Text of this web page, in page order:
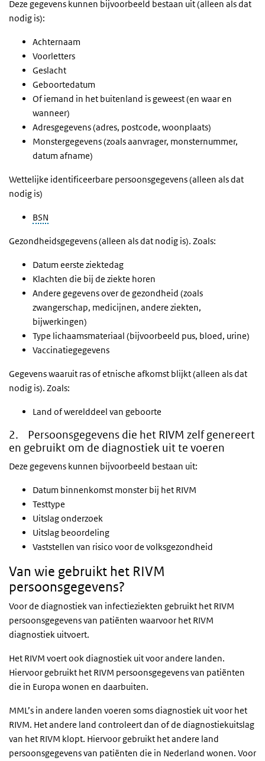
Deze gegevens kunnen bijvoorbeeld bestaan uit (alleen als dat
nodig is):
Achternaam
Voorletters
Geslacht
Geboortedatum
Of iemand in het buitenland is geweest (en waar en
wanneer)
Adresgegevens (adres, postcode, woonplaats)
Monstergegevens (zoals aanvrager, monsternummer,
datum afname)
Wettelijke identificeerbare persoonsgegevens (alleen als dat
nodig is)
BSN
Gezondheidsgegevens (alleen als dat nodig is). Zoals:
Datum eerste ziektedag
Klachten die bij de ziekte horen
Andere gegevens over de gezondheid (zoals
zwangerschap, medicijnen, andere ziekten,
bijwerkingen)
Type lichaamsmateriaal (bijvoorbeeld pus, bloed, urine)
Vaccinatiegegevens
Gegevens waaruit ras of etnische afkomst blijkt (alleen als dat
nodig is). Zoals:
Land of werelddeel van geboorte
2. Persoonsgegevens die het RIVM zelf genereert
en gebruikt om de diagnostiek uit te voeren
Deze gegevens kunnen bijvoorbeeld bestaan uit:
Datum binnenkomst monster bij het RIVM
Testtype
Uitslag onderzoek
Uitslag beoordeling
Vaststellen van risico voor de volksgezondheid
Van wie gebruikt het RIVM
persoonsgegevens?
Voor de diagnostiek van infectieziekten gebruikt het RIVM
persoonsgegevens van patiënten waarvoor het RIVM
diagnostiek uitvoert.
Het RIVM voert ook diagnostiek uit voor andere landen.
Hiervoor gebruikt het RIVM persoonsgegevens van patiënten
die in Europa wonen en daarbuiten.
MML’s in andere landen voeren soms diagnostiek uit voor het
RIVM. Het andere land controleert dan of de diagnostiekuitslag
van het RIVM klopt. Hiervoor gebruikt het andere land
persoonsgegevens van patiënten die in Nederland wonen. Voor